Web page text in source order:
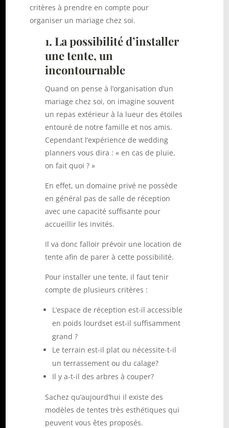
critères à prendre en compte pour
organiser un mariage chez soi.
1. La possibilité d’installer
une tente, un
incontournable
Quand on pense à l’organisation d’un
mariage chez soi, on imagine souvent
un repas extérieur à la lueur des étoiles
entouré de notre famille et nos amis.
Cependant l’expérience de wedding
planners vous dira : « en cas de pluie,
on fait quoi ? »
En effet, un domaine privé ne possède
en général pas de salle de réception
avec une capacité suffisante pour
accueillir les invités.
Il va donc falloir prévoir une location de
tente afin de parer à cette possibilité.
Pour installer une tente, il faut tenir
compte de plusieurs critères :
L’espace de réception est-il accessible
en poids lourdset est-il suffisamment
grand ?
Le terrain est-il plat ou nécessite-t-il
un terrassement ou du calage?
Il y a-t-il des arbres à couper?
Sachez qu’aujourd’hui il existe des
modèles de tentes très esthétiques qui
peuvent vous êtes proposés.